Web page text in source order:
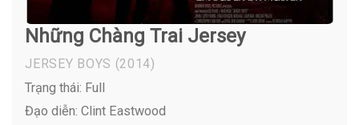
Những Chàng Trai Jersey
JERSEY BOYS (2014)
Trạng thái: Full
Đạo diễn: Clint Eastwood